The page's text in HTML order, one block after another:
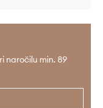
naročilu min. 89